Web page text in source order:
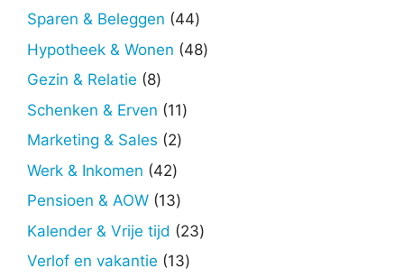
producten
Sparen & Beleggen 4444
producten
Hypotheek & Wonen 4848
Gezin & Relatie 88
producten
Schenken & Erven 1111
Marketing & Sales 22
Werk & Inkomen 4242
producten
Pensioen & AOW 1313
producten
Kalender & Vrije tijd 2323
Verlof en vakantie 1313